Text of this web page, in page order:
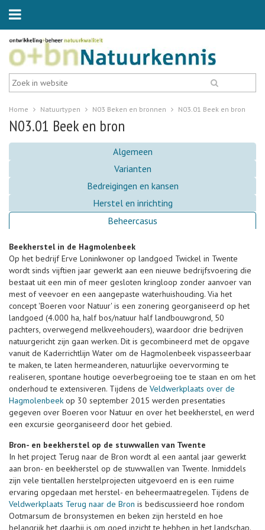
Home Natuurtypen N03 Beken en bronnen N03.01 Beek en bron
N03.01 Beek en bron
Algemeen
Varianten
Bedreigingen en kansen
Herstel en inrichting
Beheercasus
Beekherstel in de Hagmolenbeek
Op het bedrijf Erve Loninkwoner op landgoed Twickel in Twente
wordt sinds vijftien jaar gewerkt aan een nieuwe bedrijfsvoering die
bestaat uit een min of meer gesloten kringloop zonder aanvoer van
mest of veevoer en een aangepaste waterhuishouding. Via het
concept 'Boeren voor Natuur' is een zonering georganiseerd op het
landgoed (4.000 ha, half bos/natuur half landbouwgrond, 50
pachters, overwegend melkveehouders), waardoor drie bedrijven
natuurgericht zijn gaan werken. Dit is gecombineerd met de opgave
vanuit de Kaderrichtlijn Water om de Hagmolenbeek vispasseerbaar
te maken, te laten hermeanderen, natuurlijke oevervorming te
realiseren, spontane houtige oeverbegroeiing toe te staan en om het
onderhoud te extensiveren. Tijdens de Veldwerkplaats over de
Hagmolenbeek op 30 september 2015 werden presentaties
gegeven over Boeren voor Natuur en over het beekherstel, en werd
een excursie georganiseerd door het gebied.
Bron- en beekherstel op de stuwwallen van Twente
In het project Terug naar de Bron wordt al een aantal jaar gewerkt
aan bron- en beekherstel op de stuwwallen van Twente. Inmiddels
zijn vele tientallen herstelprojecten uitgevoerd en is een ruime
ervaring opgedaan met herstel- en beheermaatregelen. Tijdens de
Veldwerkplaats Terug naar de Bron is bediscussieerd hoe rondom
Ootmarsum de bronsystemen en beken zijn hersteld en hoe
belangrijk het daarbij is om goed inzicht te hebben in het landschap.